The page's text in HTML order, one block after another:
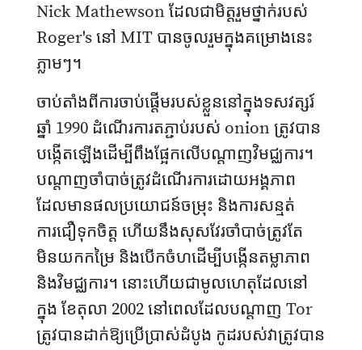
Nick Mathewson ដែលជាមិត្តរួមថ្នាក់របស់
Roger's នៅ MIT បានចូលរួមក្នុងគម្រោងនេះ
ភ្លាមៗ។
ចាប់តាំងពីការចាប់ផ្តើមរបស់ខ្លួននៅក្នុងទសវត្សរ៍
ឆ្នាំ 1990 ដំណើរការតភ្ជាប់របស់ onion ត្រូវបាន
បង្កើតឡើងដើម្បីពឹងផ្អែកលើបណ្តាញវិមជ្ឈការ។
បណ្តាញចាំបាច់ត្រូវដំណើរការដោយអង្គភាព
ដែលមានផលប្រយោជន៍ចម្រុះ និងការសន្មត់
ការជឿទុកចិត្ត ហើយនឹងសុសវែរចាំបាច់ត្រូវតែ
មិនយកកម្រៃ និងបើកចំហដើម្បីបង្កើនតម្លាភាព
និងវិមជ្ឈការ។ នោះហើយជាមូលហេតុដែលនៅ
ក្នុង ខែតុលា 2002 នៅពេលដែលបណ្តាញ Tor
ត្រូវបានដាក់ឱ្យប្រើប្រាស់ដំបូង កូដរបស់វាត្រូវបាន